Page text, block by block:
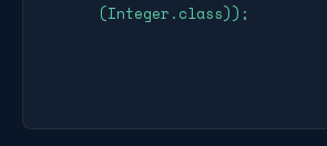
(Integer.class));